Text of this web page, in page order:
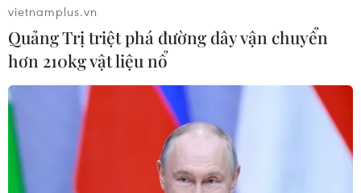
vietnamplus.vn
Quảng Trị triệt phá đường dây vận chuyển
hơn 210kg vật liệu nổ